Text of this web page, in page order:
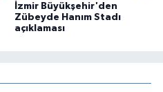
İzmir Büyükşehir'den
Zübeyde Hanım Stadı
açıklaması